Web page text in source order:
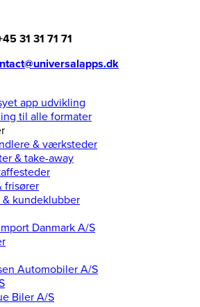
31 31 71 71
app udvikling
til alle formater
& værksteder
& take-away
frisører
& kundeklubber
Danmark A/S
Automobiler A/S
Biler A/S